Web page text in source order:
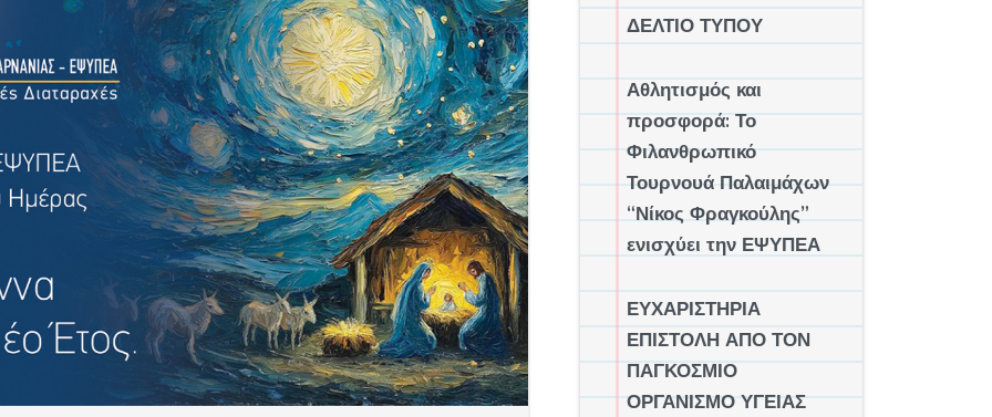
ΔΕΛΤΙΟ ΤΥΠΟΥ
Αθλητισμός και
προσφορά: Το
Φιλανθρωπικό
Τουρνουά Παλαιμάχων
“Νίκος Φραγκούλης”
ενισχύει την ΕΨΥΠΕΑ
ΕΥΧΑΡΙΣΤΗΡΙΑ
ΕΠΙΣΤΟΛΗ ΑΠΟ ΤΟΝ
ΠΑΓΚΟΣΜΙΟ
ΟΡΓΑΝΙΣΜΟ ΥΓΕΙΑΣ